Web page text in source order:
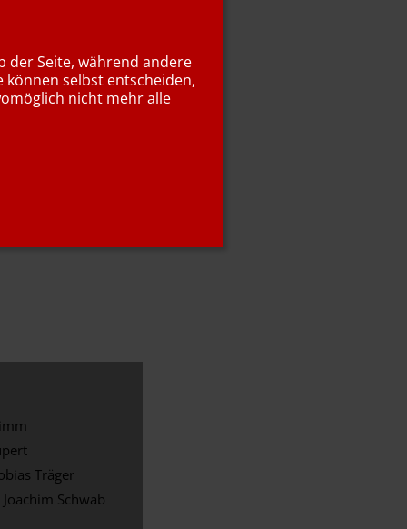
Schwab
Roos
Träger
Schwab
der Seite, während andere
können selbst entscheiden,
nicht mehr alle